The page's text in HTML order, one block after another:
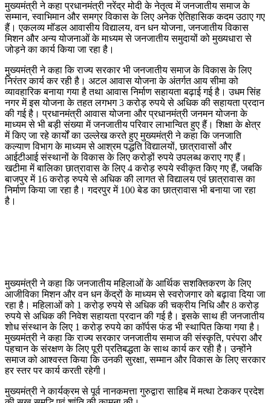
मुख्यमंत्री ने कहा प्रधानमंत्री नरेंद्र मोदी के नेतृत्व में जनजातीय समाज के
सम्मान, स्वाभिमान और समग्र विकास के लिए अनेक ऐतिहासिक कदम उठाए गए
हैं। एकलव्य मॉडल आवासीय विद्यालय, वन धन योजना, जनजातीय विकास
मिशन और अन्य योजनाओं के माध्यम से जनजातीय समुदायों को मुख्यधारा से
जोड़ने का कार्य किया जा रहा है।
मुख्यमंत्री ने कहा कि राज्य सरकार भी जनजातीय समाज के विकास के लिए
निरंतर कार्य कर रही है। अटल आवास योजना के अंतर्गत आय सीमा को
व्यावहारिक बनाया गया है तथा आवास निर्माण सहायता बढ़ाई गई है। उधम सिंह
नगर में इस योजना के तहत लगभग 3 करोड़ रुपये से अधिक की सहायता प्रदान
की गई है। प्रधानमंत्री आवास योजना और प्रधानमंत्री जनमन योजना के
माध्यम से भी बड़ी संख्या में जनजातीय परिवार लाभान्वित हुए हैं। शिक्षा के क्षेत्र
में किए जा रहे कार्यों का उल्लेख करते हुए मुख्यमंत्री ने कहा कि जनजाति
कल्याण विभाग के माध्यम से आश्रम पद्धति विद्यालयों, छात्रावासों और
आईटीआई संस्थानों के विकास के लिए करोड़ों रुपये उपलब्ध कराए गए हैं।
खटीमा में बालिका छात्रावास के लिए 4 करोड़ रुपये स्वीकृत किए गए हैं, जबकि
बाजपुर में 16 करोड़ रुपये से अधिक की लागत से विद्यालय एवं छात्रावास का
निर्माण किया जा रहा है। गदरपुर में 100 बेड का छात्रावास भी बनाया जा रहा
है।
मुख्यमंत्री ने कहा कि जनजातीय महिलाओं के आर्थिक सशक्तिकरण के लिए
आजीविका मिशन और वन धन केंद्रों के माध्यम से स्वरोजगार को बढ़ावा दिया जा
रहा है। महिलाओं को 1 करोड़ रुपये से अधिक की चक्रीय निधि और 8 करोड़
रुपये से अधिक की निवेश सहायता प्रदान की गई है। इसके साथ ही जनजातीय
शोध संस्थान के लिए 1 करोड़ रुपये का कॉर्पस फंड भी स्थापित किया गया है।
मुख्यमंत्री ने कहा कि राज्य सरकार जनजातीय समाज की संस्कृति, परंपरा और
पहचान के संरक्षण के लिए पूरी प्रतिबद्धता के साथ कार्य कर रही है। उन्होंने
समाज को आश्वस्त किया कि उनकी सुरक्षा, सम्मान और विकास के लिए सरकार
हर स्तर पर कार्य करती रहेगी।
मुख्यमंत्री ने कार्यक्रम से पूर्व नानकमत्ता गुरुद्वारा साहिब में मत्था टेककर प्रदेश